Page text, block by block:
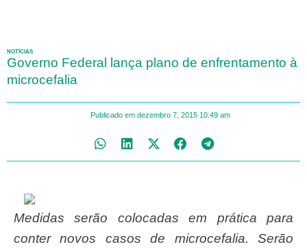
NOTÍCIAS
Governo Federal lança plano de enfrentamento à
microcefalia
Publicado em dezembro 7, 2015 10:49 am
Medidas serão colocadas em prática para
conter novos casos de microcefalia. Serão